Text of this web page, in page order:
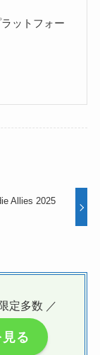
ットフォー
Allies 2025
定多数 ／
る